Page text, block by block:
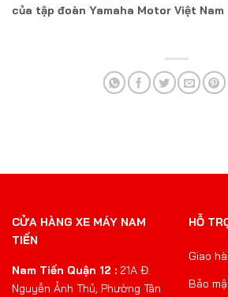
của tập đoàn Yamaha Motor Việt Nam
CỬA HÀNG XE MÁY NAM
TIẾN
Nam Tiến Quận 12 : 21A Đ.
Nguyễn Ảnh Thủ, Phường Tân
HỖ
Giao
Bảo